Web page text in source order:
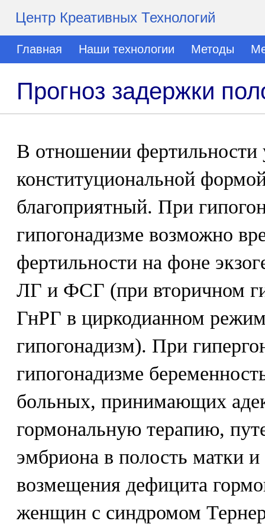
Центр Креативных Технологий
Главная Наши технологии Методы
Прогноз задержки
В отношении фертильности
конституциональной
благоприятный. При
гипогонадизме возможно
фертильности на фоне
ЛГ и ФСГ (при вторичном
ГнРГ в циркодианном
гипогонадизм). При
гипогонадизме
больных, принимающих
гормональную терапию,
эмбриона в полость матки
возмещения дефицита
женщин с синдромом